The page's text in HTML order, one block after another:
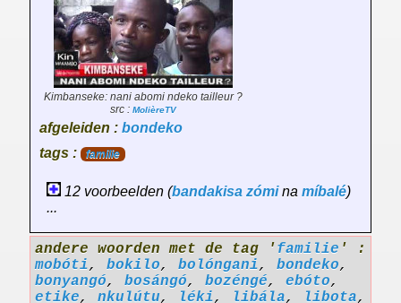
Kimbanseke: nani abomi ndeko tailleur ?
src : MolièreTV
afgeleiden : bondeko
tags :
familie
12 voorbeelden (bandakisa zómina míbalé)
...
andere woorden met de tag ' familie ' :
mobóti, bokilo, bolóngani, bondeko,
bonyangó, bosángó, bozéngé, ebóto,
etike, nkulútu, léki, libála, libota,